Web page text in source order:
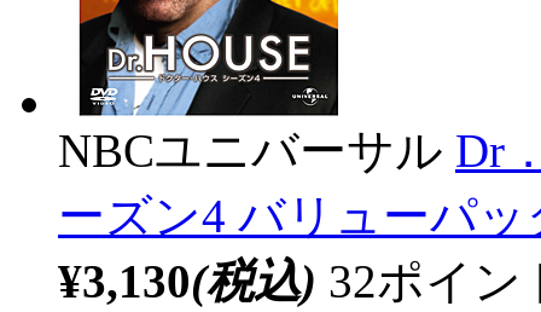
NBCユニバーサル Dr
ーズン4 バリューパ
¥3,130(税込) 32ポイ